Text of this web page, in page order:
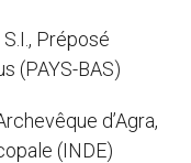
Préposé
(PAYS-BAS)
d’Agra,
(INDE)